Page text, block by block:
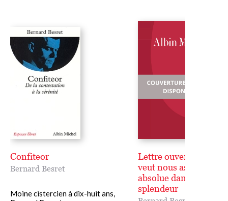
Confiteor
Bernard Besret
Moine cistercien à dix-huit ans,
Lettre ouverte au
veut nous asséner la
absolue dans toute sa
splendeur